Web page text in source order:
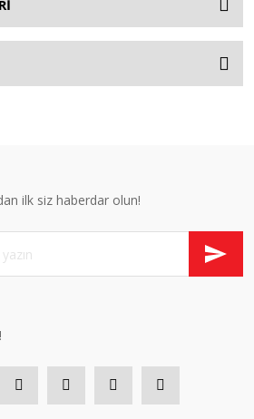
ilk siz haberdar olun!